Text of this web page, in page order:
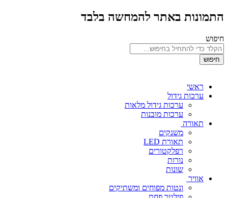
התמונות באתר להמחשה בלבד
חיפוש
חיפוש
ראשי
ערכות גידול
ערכות גידול מלאות
ערכות מובנות
תאורה
משנקים
תאורת LED
רפלקטורים
נורות
שונות
אוויר
ונטות מפוחים ומשתיקים